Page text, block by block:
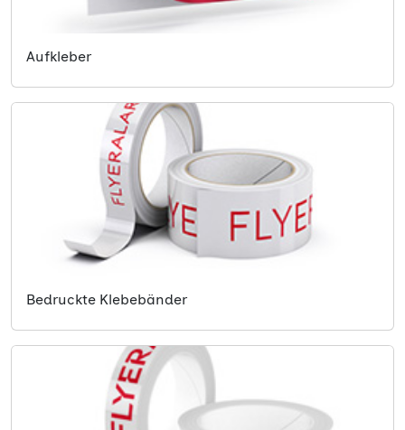
Aufkleber
Bedruckte Klebebänder